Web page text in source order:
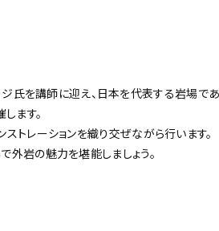
氏を講師に迎え、日本を代表する岩場で
ます。
トレーションを織り交ぜながら行います。
岩の魅力を堪能しましょう。